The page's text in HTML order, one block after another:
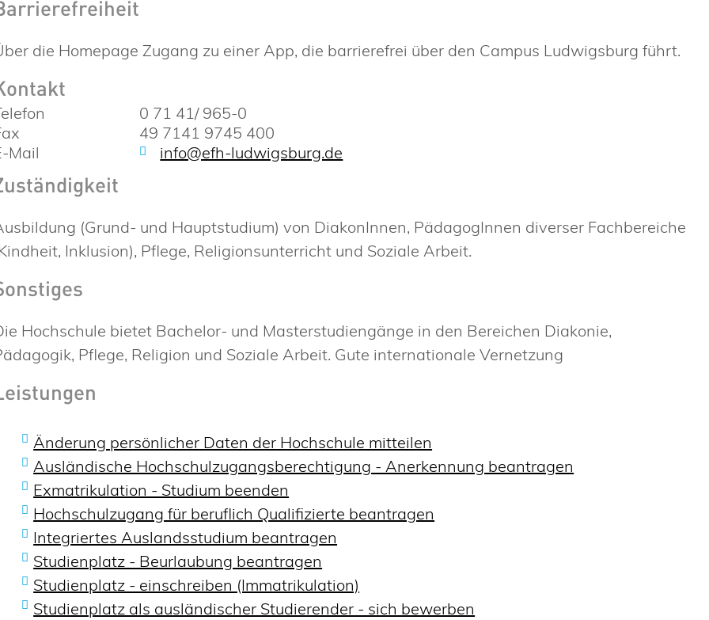
die Homepage Zugang zu einer App, die barrierefrei über den Campus Ludwigsburg führt.
0 71 41/ 965-0
49 7141 9745 400
Mail
info@efh-ludwigsburg.de
(Grund- und Hauptstudium) von DiakonInnen, PädagogInnen diverser Fachbereiche
Inklusion), Pflege, Religionsunterricht und Soziale Arbeit.
Hochschule bietet Bachelor- und Masterstudiengänge in den Bereichen Diakonie,
Pflege, Religion und Soziale Arbeit. Gute internationale Vernetzung
Änderung persönlicher Daten der Hochschule mitteilen
Ausländische Hochschulzugangsberechtigung - Anerkennung beantragen
Exmatrikulation - Studium beenden
Hochschulzugang für beruflich Qualifizierte beantragen
Integriertes Auslandsstudium beantragen
Studienplatz - Beurlaubung beantragen
Studienplatz - einschreiben (Immatrikulation)
Studienplatz als ausländischer Studierender - sich bewerben